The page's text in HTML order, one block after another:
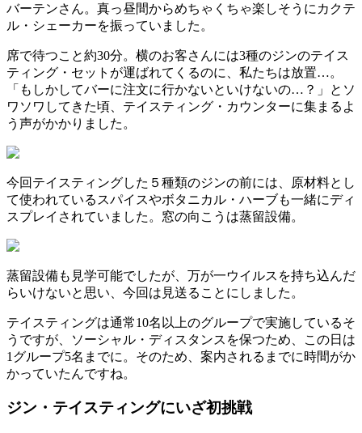
バーテンさん。真っ昼間からめちゃくちゃ楽しそうにカクテ
ル・シェーカーを振っていました。
席で待つこと約30分。横のお客さんには3種のジンのテイス
ティング・セットが運ばれてくるのに、私たちは放置…。
「もしかしてバーに注文に行かないといけないの…？」とソ
ワソワしてきた頃、テイスティング・カウンターに集まるよ
う声がかかりました。
今回テイスティングした５種類のジンの前には、原材料とし
て使われているスパイスやボタニカル・ハーブも一緒にディ
スプレイされていました。窓の向こうは蒸留設備。
蒸留設備も見学可能でしたが、万が一ウイルスを持ち込んだ
らいけないと思い、今回は見送ることにしました。
テイスティングは通常10名以上のグループで実施しているそ
うですが、ソーシャル・ディスタンスを保つため、この日は
1グループ5名までに。そのため、案内されるまでに時間がか
かっていたんですね。
ジン・テイスティングにいざ初挑戦